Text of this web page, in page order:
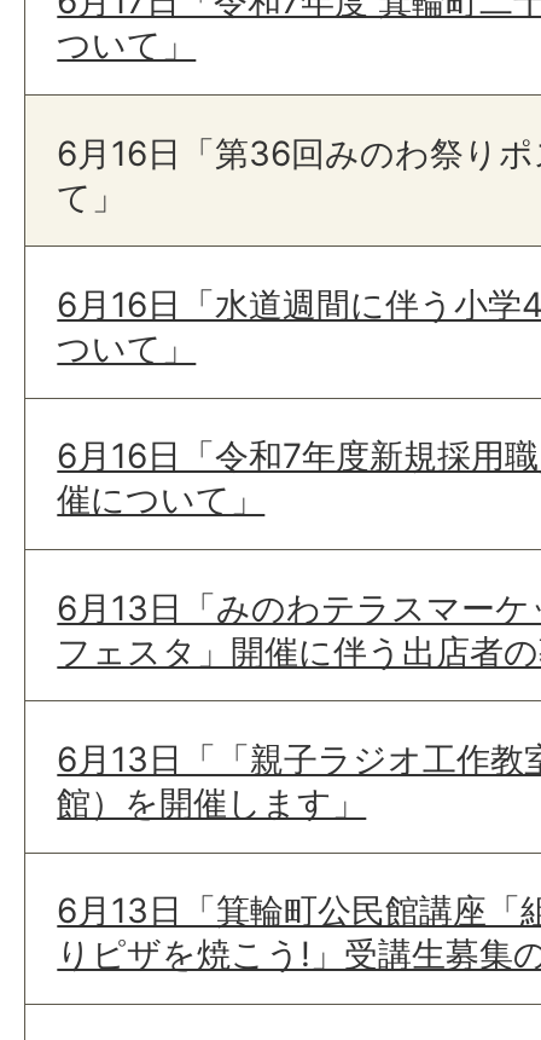
ついて」
6月16日「第36回みのわ祭り
て」
6月16日「水道週間に伴う小学
ついて」
6月16日「令和7年度新規採用
催について」
6月13日「みのわテラスマー
フェスタ」開催に伴う出店者
6月13日「「親子ラジオ工作教
館）を開催します」
6月13日「箕輪町公民館講座「
りピザを焼こう!」受講生募集